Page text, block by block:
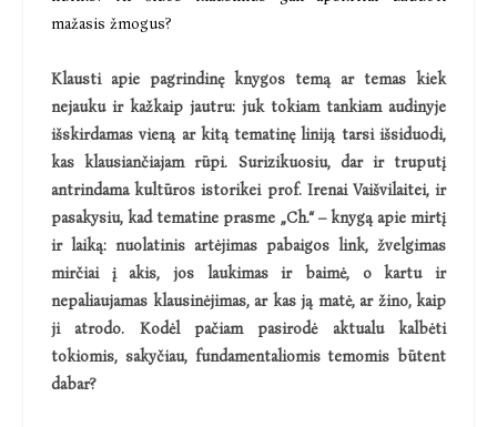
mažasis žmogus?
Klausti apie pagrindinę knygos temą ar temas kiek
nejauku ir kažkaip jautru: juk tokiam tankiam audinyje
išskirdamas vieną ar kitą tematinę liniją tarsi išsiduodi,
kas klausiančiajam rūpi. Surizikuosiu, dar ir truputį
antrindama kultūros istorikei prof. Irenai Vaišvilaitei, ir
pasakysiu, kad tematine prasme „Ch.“ – knygą apie mirtį
ir laiką: nuolatinis artėjimas pabaigos link, žvelgimas
mirčiai į akis, jos laukimas ir baimė, o kartu ir
nepaliaujamas klausinėjimas, ar kas ją matė, ar žino, kaip
ji atrodo. Kodėl pačiam pasirodė aktualu kalbėti
tokiomis, sakyčiau, fundamentaliomis temomis būtent
dabar?